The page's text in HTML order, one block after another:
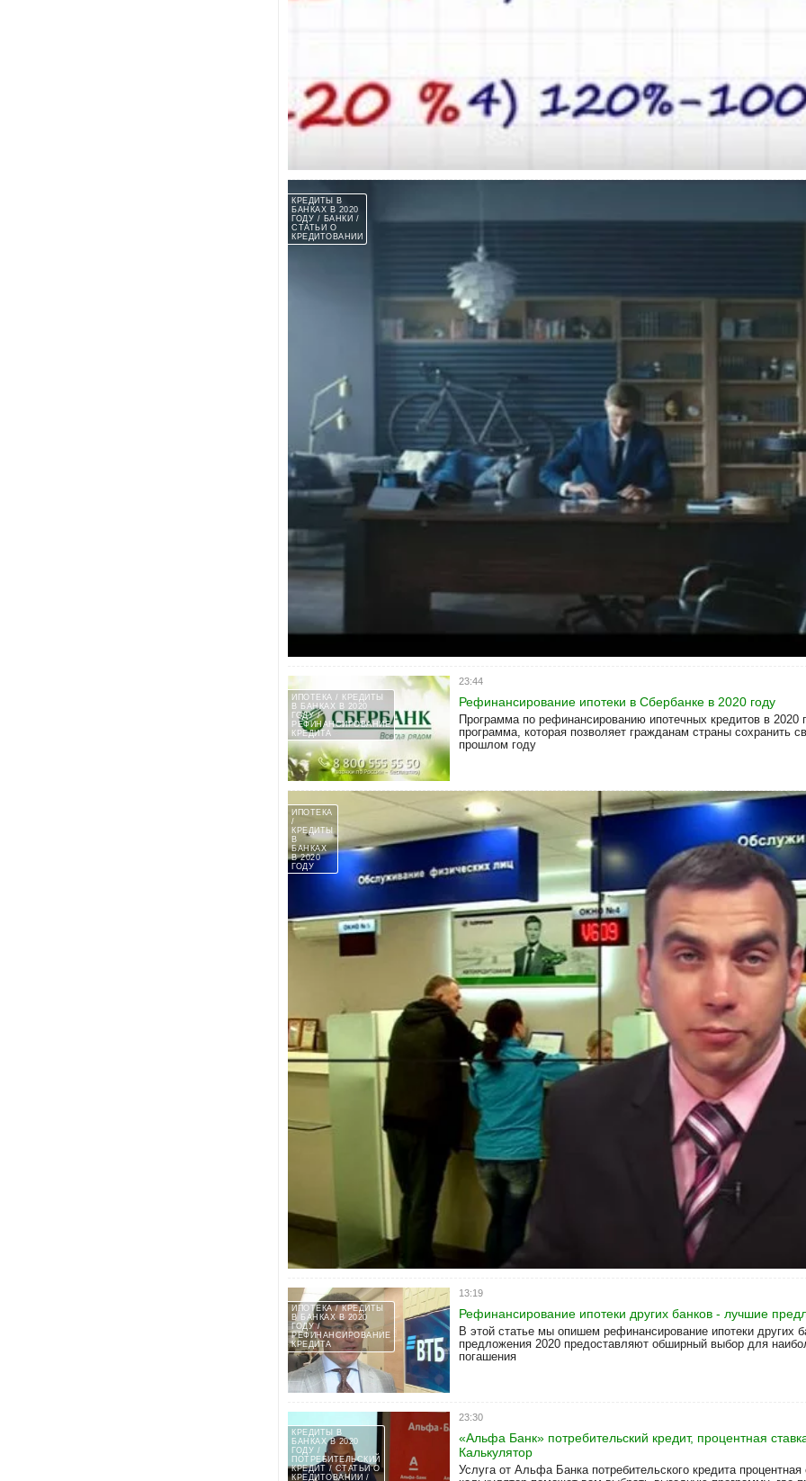
03:20
Процентная ставка по кредиту в банках в 2020 на сегодня
КРЕДИТЫ В
БАНКАХ В 2020
ГОДУ / БАНКИ /
СТАТЬИ О
КРЕДИТОВАНИИ
Газпромбанк кредиты физическим лицам процентные ставки 2020
Банк предоставляет кредиты физическим лицам в 2020 году на срок до 7 лет под
ИПОТЕКА / КРЕДИТЫ
В БАНКАХ В 2020
ГОДУ /
РЕФИНАНСИРОВАНИЕ
КРЕДИТА
23:44
Рефинансирование ипотеки в Сбербанке в 2020 году
Программа по рефинансированию ипотечных кредитов в 2020
программа, которая позволяет гражданам страны сохранить
прошлом году
ИПОТЕКА
/
КРЕДИТЫ
В
БАНКАХ
В 2020
ГОДУ
13:45
Газпромбанк ипотека 2020. Процентная ставка
«Газпромбанк» предлагает ипотечные кредиты в 2020 году по сниженным процентным
условиями, так самый низкий процент на ипотеку
ИПОТЕКА / КРЕДИТЫ
В БАНКАХ В 2020
ГОДУ /
РЕФИНАНСИРОВАНИЕ
КРЕДИТА
13:19
Рефинансирование ипотеки других банков - лучшие
В этой статье мы опишем рефинансирование ипотеки других
предложения 2020 предоставляют обширный выбор для
погашения
КРЕДИТЫ В
БАНКАХ В 2020
ГОДУ /
ПОТРЕБИТЕЛЬСКИЙ
КРЕДИТ / СТАТЬИ О
КРЕДИТОВАНИИ /
23:30
«Альфа Банк» потребительский кредит, процентная
Калькулятор
Услуга от Альфа Банка потребительского кредита процентная